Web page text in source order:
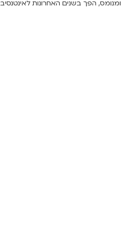
ומנומס, הפך בשנים האחרונות